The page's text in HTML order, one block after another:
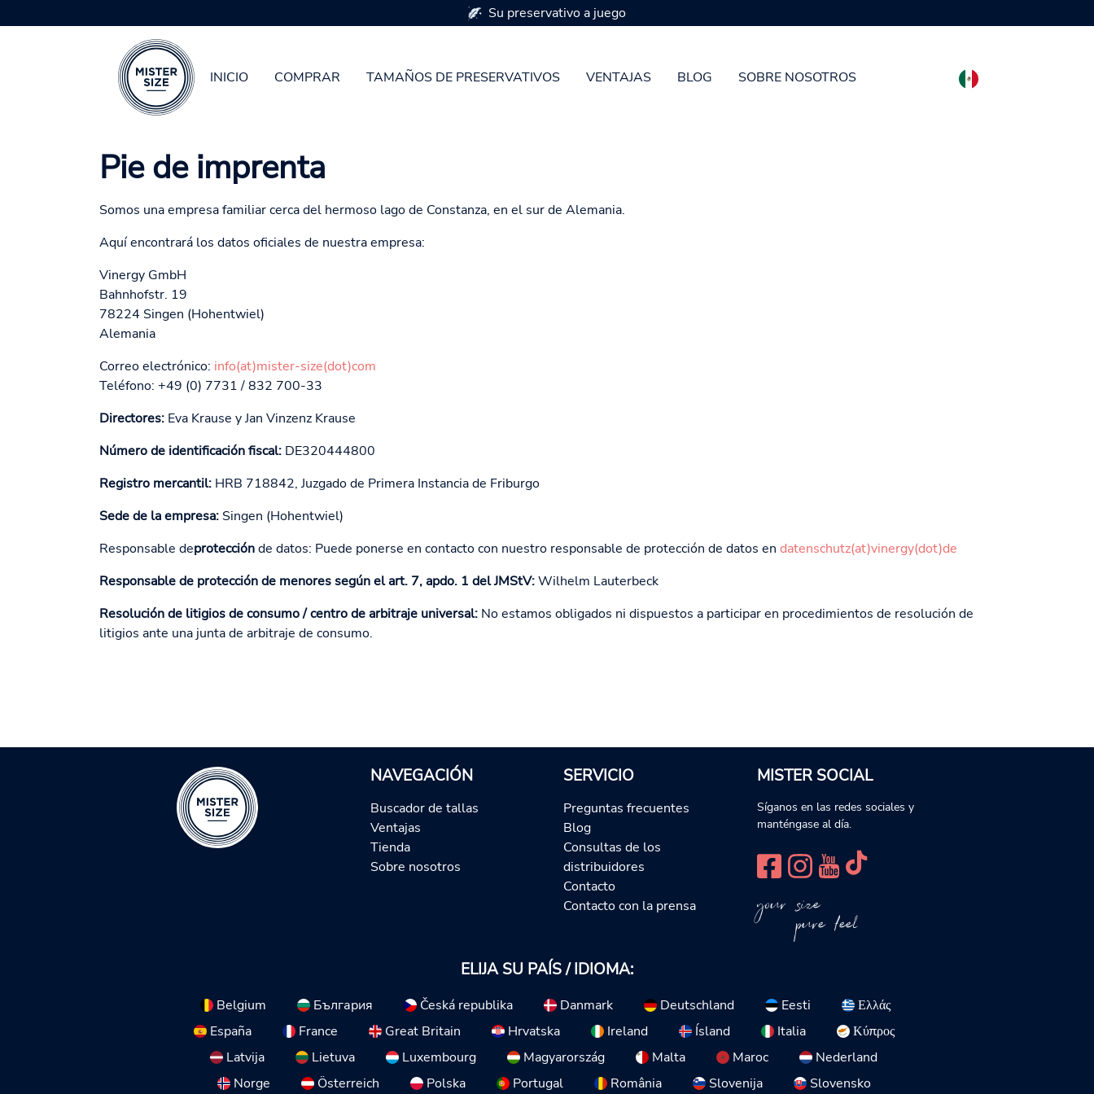
INICIO COMPRAR TAMAÑOS DE PRESERVATIVOS VENTAJAS BLOG SOBRE NOSOTROS
Su preservativo a juego
Pie de imprenta
Somos una empresa familiar cerca del hermoso lago de Constanza, en el sur de Alemania.
Aquí encontrará los datos oficiales de nuestra empresa:
Vinergy GmbH
Bahnhofstr. 19
78224 Singen (Hohentwiel)
Alemania
Correo electrónico: info(at)mister-size(dot)com
Teléfono: +49 (0) 7731 / 832 700-33
Directores: Eva Krause y Jan Vinzenz Krause
Número de identificación fiscal: DE320444800
Registro mercantil: HRB 718842, Juzgado de Primera Instancia de Friburgo
Sede de la empresa: Singen (Hohentwiel)
Responsable deprotecciónde datos: Puede ponerse en contacto con nuestro responsable de protección de datos en datenschutz(at)vinergy(dot)de
Responsable de protección de menores según el art. 7, apdo. 1 del JMStV:Wilhelm Lauterbeck
Resolución de litigios de consumo / centro de arbitraje universal: No estamos obligados ni dispuestos a participar en procedimientos de resolución de
litigios ante una junta de arbitraje de consumo.
NAVEGACIÓN
Buscador de tallas
Ventajas
Tienda
Sobre nosotros
SERVICIO
Preguntas frecuentes
Blog
Consultas de los
distribuidores
Contacto
Contacto con la prensa
MISTER SOCIAL
Síganos en las redes sociales y
manténgase al día.
your size
pure feel
ELIJA SU PAÍS / IDIOMA:
Belgium България Česká republika Danmark Deutschland Eesti
Ελλάς
España
France Great Britain Hrvatska Ireland Ísland Italia
Κύπρος
Latvija
Lietuva Luxembourg Magyarország Malta Maroc
Nederland
Norge
Österreich Polska Portugal România Slovenija Slovensko